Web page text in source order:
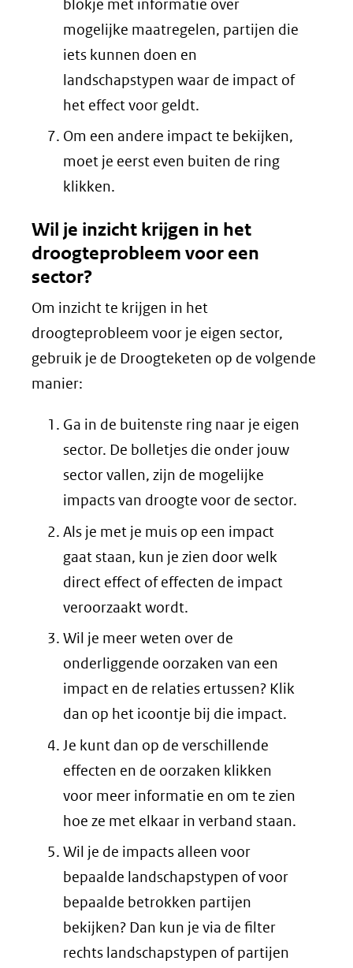
blokje met informatie over
mogelijke maatregelen, partijen die
iets kunnen doen en
landschapstypen waar de impact of
het effect voor geldt.
Om een andere impact te bekijken,
moet je eerst even buiten de ring
klikken.
Wil je inzicht krijgen in het
droogteprobleem voor een
sector?
Om inzicht te krijgen in het
droogteprobleem voor je eigen sector,
gebruik je de Droogteketen op de volgende
manier:
Ga in de buitenste ring naar je eigen
sector. De bolletjes die onder jouw
sector vallen, zijn de mogelijke
impacts van droogte voor de sector.
Als je met je muis op een impact
gaat staan, kun je zien door welk
direct effect of effecten de impact
veroorzaakt wordt.
Wil je meer weten over de
onderliggende oorzaken van een
impact en de relaties ertussen? Klik
dan op het icoontje bij die impact.
Je kunt dan op de verschillende
effecten en de oorzaken klikken
voor meer informatie en om te zien
hoe ze met elkaar in verband staan.
Wil je de impacts alleen voor
bepaalde landschapstypen of voor
bepaalde betrokken partijen
bekijken? Dan kun je via de filter
rechts landschapstypen of partijen